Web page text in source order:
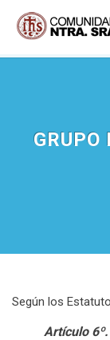
GRUPO
Según los
Artículo